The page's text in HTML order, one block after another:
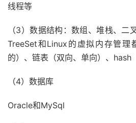
线程等
（3）数据结构：数组、堆栈、二
TreeSet和Linux的虚拟内存管理
的）、链表（双向、单向）、hash
（4）数据库
Oracle和MySql